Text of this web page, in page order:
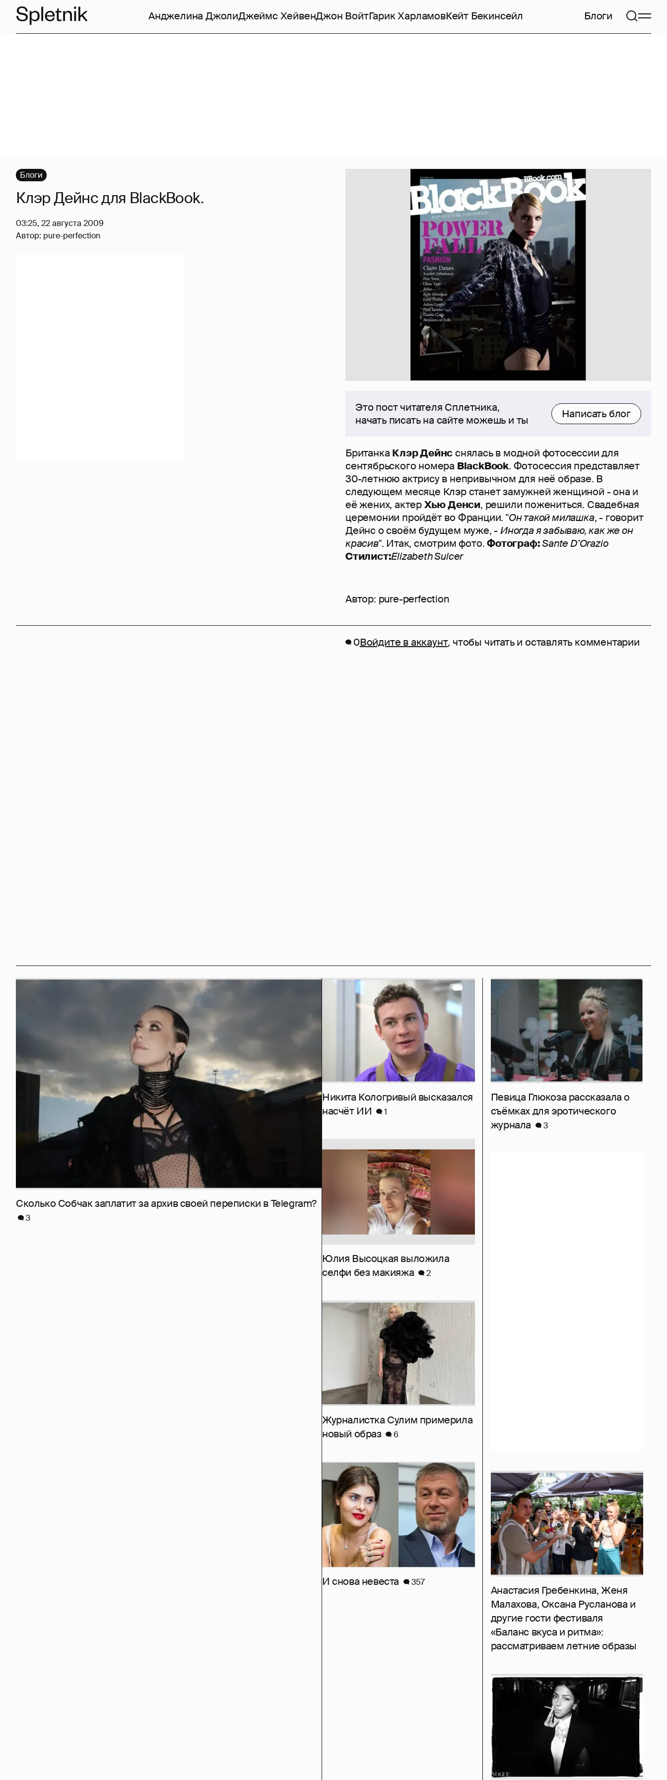
Анджелина ДжолиДжеймс ХейвенДжон ВойтГарик ХарламовКейт Бекинсейл Блоги
Это пост читателя Сплетника,
начать писать на сайте можешь и ты
Написать блог
Британка Клэр Дейнсснялась в модной фотосессии для
сентябрьского номера BlackBook. Фотосессия представляет
30-летнюю актрису в непривычном для неё образе. В
следующем месяце Клэр станет замужней женщиной - она и
её жених, актерХью Денси, решили пожениться. Свадебная
церемонии пройдёт во Франции. "Он такой милашка, - говорит
Дейнс о своём будущем муже, -Иногда я забываю, как же он
красив". Итак, смотрим фото.Фотограф:Sante D’Orazio
Стилист:Elizabeth Sulcer
Автор: pure-perfection
Блоги
Клэр Дейнс для BlackBook.
03:25, 22 августа 2009
Автор: pure-perfection
0Войдите в аккаунт, чтобы читать и оставлять комментарии
Сколько Собчак заплатит за архив своей перeписки в Telegram?
3
Никита Кологривый высказался
насчёт ИИ
1
Певица Глюкоза рассказала о
съёмках для эротического
журнала
3
Юлия Высоцкая выложила
селфи без макияжа
2
Журналистка Сулим примерила
новый образ
6
Анастасия Гребенкина, Женя
Малахова, Оксана Русланова и
другие гости фестиваля
«Баланс вкуса и ритма»:
рассматриваем летние образы
И снова невеста 357